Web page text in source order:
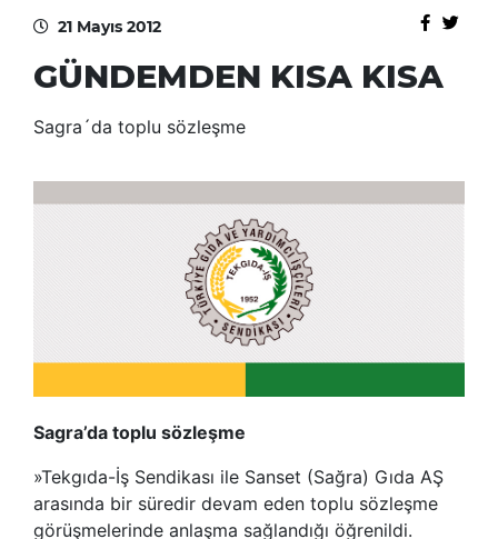
21 Mayıs 2012
GÜNDEMDEN KISA KISA
Sagra´da toplu sözleşme
Sagra’da toplu sözleşme
»Tekgıda-İş Sendikası ile Sanset (Sağra) Gıda AŞ
arasında bir süredir devam eden toplu sözleşme
görüşmelerinde anlaşma sağlandığı öğrenildi.